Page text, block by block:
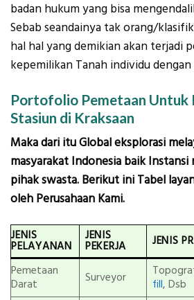
badan hukum yang bisa
Sebab seandainya tak orang/
hal hal yang demikian akan terjadi
kepemilikan Tanah individu dengan
Portofolio Pemetaan Untuk
Stasiun di Kraksaan
Maka dari itu Global eksplorasi
masyarakat Indonesia baik Instansi
pihak swasta. Berikut ini Tabel
oleh Perusahaan Kami.
JENIS
PELAYANAN
JENIS
PEKERJA JENIS
Pemetaan
Darat
Surveyor
fill, Dsb